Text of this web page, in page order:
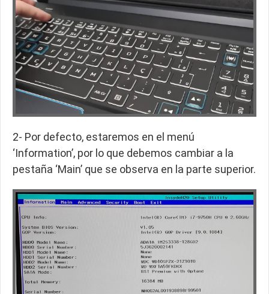
2- Por defecto, estaremos en el menú
‘Information’, por lo que debemos cambiar a la
pestaña ‘Main’ que se observa en la parte superior.